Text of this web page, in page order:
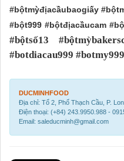
#bộtmỳđịacầubaogiấy
#bột999 #bộtđịacầucam
#bộtsố13
#botdiacau999 #botmy999
DUCMINHFOOD
Địa chỉ: Tổ 2, Phố Thạch Cầu, P.
Điện thoại: (+84) 243.9950.988 -
Email: saleducminh@gmail.com